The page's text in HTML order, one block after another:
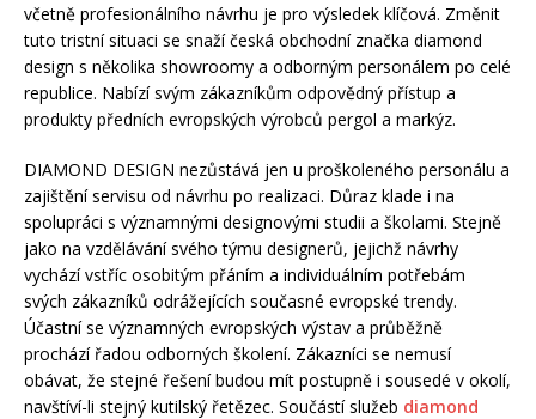
včetně profesionálního návrhu je pro výsledek klíčová. Změnit
tuto tristní situaci se snaží česká obchodní značka diamond
design s několika showroomy a odborným personálem po celé
republice. Nabízí svým zákazníkům odpovědný přístup a
produkty předních evropských výrobců pergol a markýz.
DIAMOND DESIGN nezůstává jen u proškoleného personálu a
zajištění servisu od návrhu po realizaci. Důraz klade i na
spolupráci s významnými designovými studii a školami. Stejně
jako na vzdělávání svého týmu designerů, jejichž návrhy
vychází vstříc osobitým přáním a individuálním potřebám
svých zákazníků odrážejících současné evropské trendy.
Účastní se významných evropských výstav a průběžně
prochází řadou odborných školení. Zákazníci se nemusí
obávat, že stejné řešení budou mít postupně i sousedé v okolí,
navštíví-li stejný kutilský řetězec. Součástí služeb diamond